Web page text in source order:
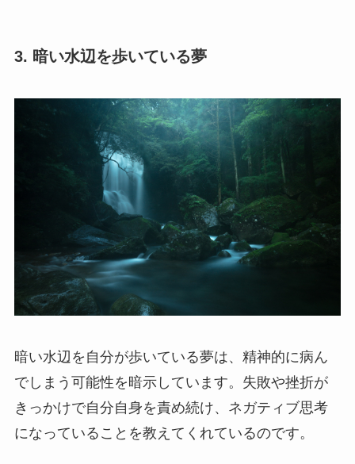
3. 暗い水辺を歩いている夢
暗い水辺を自分が歩いている夢は、精神的に病ん
でしまう可能性を暗示しています。失敗や挫折が
きっかけで自分自身を責め続け、ネガティブ思考
になっていることを教えてくれているのです。